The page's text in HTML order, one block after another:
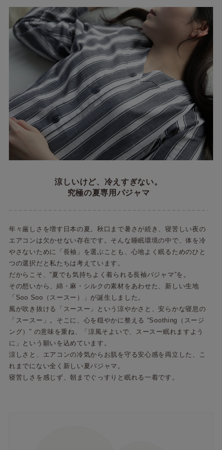
涼しいけど、冷えすぎない。
究極の夏専用パジャマ
年々厳しさを増す日本の夏。秋口まで暑さが続き、寝苦しい夜の
エアコンは欠かせない存在です。そんな睡眠環境の中で、体を冷
やさないために「長袖」を選ぶことも、心地よく眠るためのひと
つの選択だと私たちは考えています。
だからこそ、“夏でも気持ちよく着られる長袖パジャマ”を。
その想いから、綿・麻・シルクの素材をあわせた、新しい生地
「Soo Soo（スースー）」が誕生しました。
風が吹き抜ける「スースー」という涼やかさと、安らかな寝息の
「スースー」。そこに、心を穏やかに整える “Soothing（スージ
ング）” の意味を重ね、「涼風そよいで、スースー眠れますよう
に」という願いを込めています。
涼しさと、エアコンの冷気からお肌を守る安心感を両立した、こ
れまでにない全く新しい夏パジャマ。
寝苦しさを感じず、朝までぐっすりと眠れる一着です。